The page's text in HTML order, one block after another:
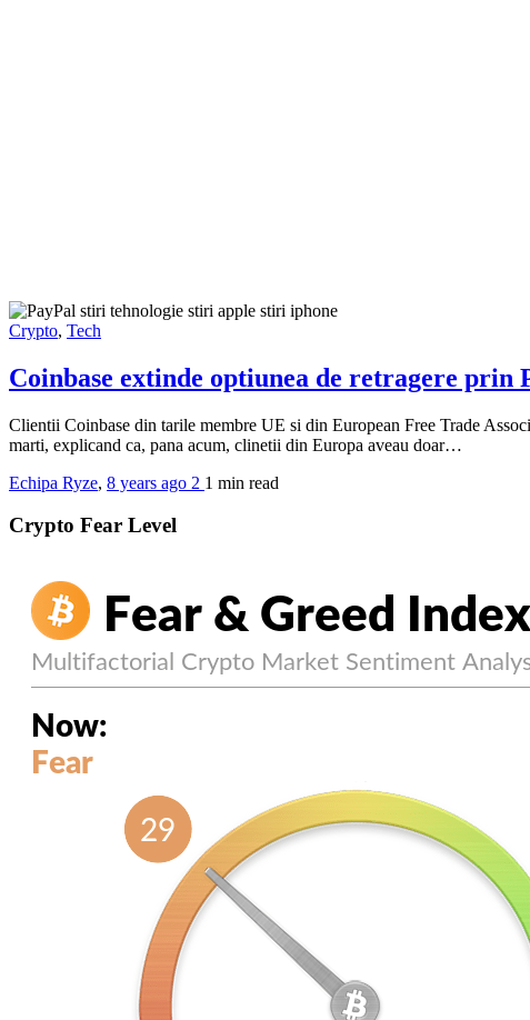
Crypto, Tech
Coinbase extinde optiunea de retragere prin
Clientii Coinbase din tarile membre UE si din European Free Trade
marti, explicand ca, pana acum, clinetii din Europa aveau doar…
Echipa Ryze, 8 years ago 2 1 min read
Crypto Fear Level